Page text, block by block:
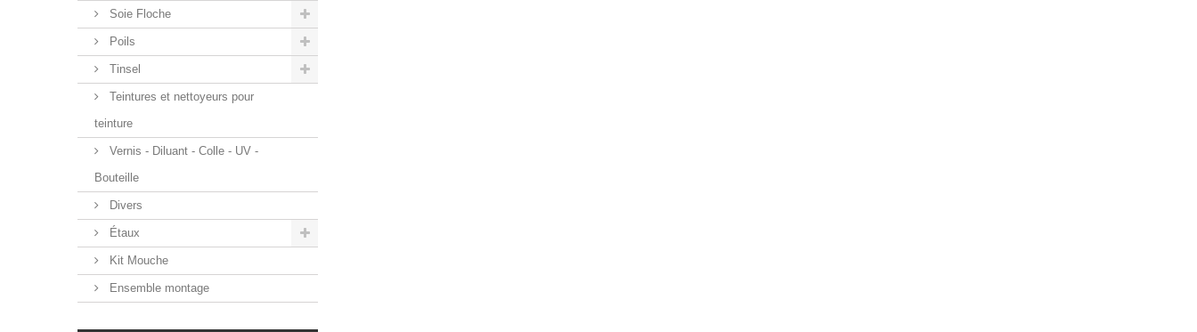
Soie Floche
Poils
Tinsel
Teintures et nettoyeurs pour
teinture
Vernis - Diluant - Colle - UV -
Bouteille
Divers
Étaux
Kit Mouche
Ensemble montage